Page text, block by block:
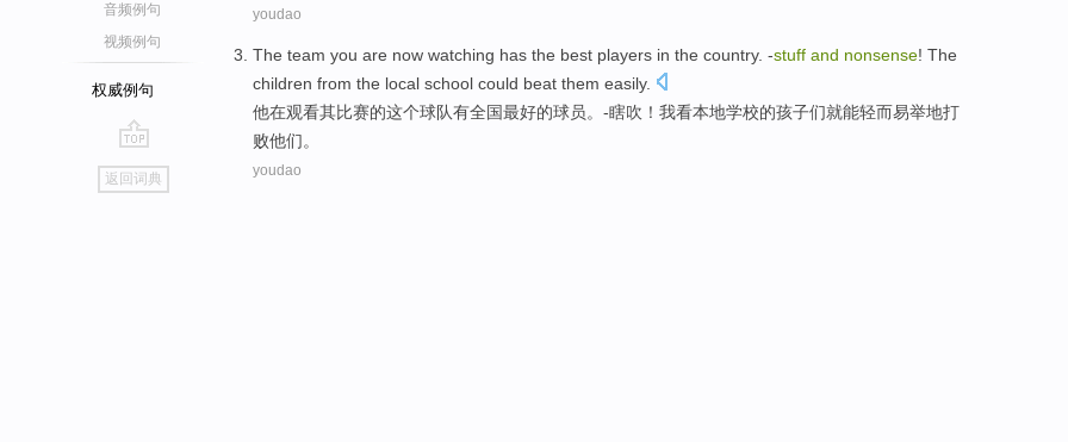
音频例句
视频例句
权威例句
go
top
返回词典
youdao
The team you are now watching has the best players in the country. -stuff and nonsense! The
children from the local school could beat them easily.
他在观看其比赛的这个球队有全国最好的球员。-瞎吹 ！我看本地学校的孩子们就能轻而易举地打
败他们。
youdao